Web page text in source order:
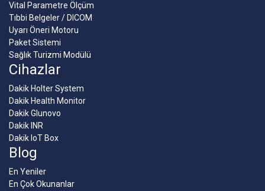
Vital Parametre Ölçüm
Tıbbi Belgeler / DICOM
Uyarı Öneri Motoru
Paket Sistemi
Sağlık Turizmi Modülü
Cihazlar
Dakik Holter System
Dakik Health Monitor
Dakik Glunovo
Dakik INR
Dakik IoT Box
Blog
En Yeniler
En Çok Okunanlar